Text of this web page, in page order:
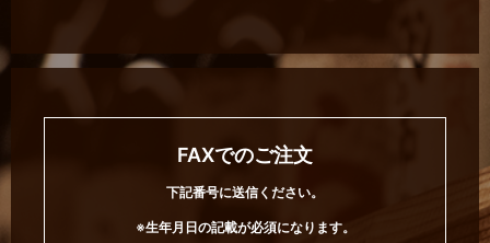
FAXでのご注文
下記番号に送信ください。
※生年月日の記載が必須になります。